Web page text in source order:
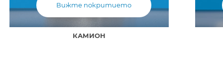
Вижте покритието
КАМИОН